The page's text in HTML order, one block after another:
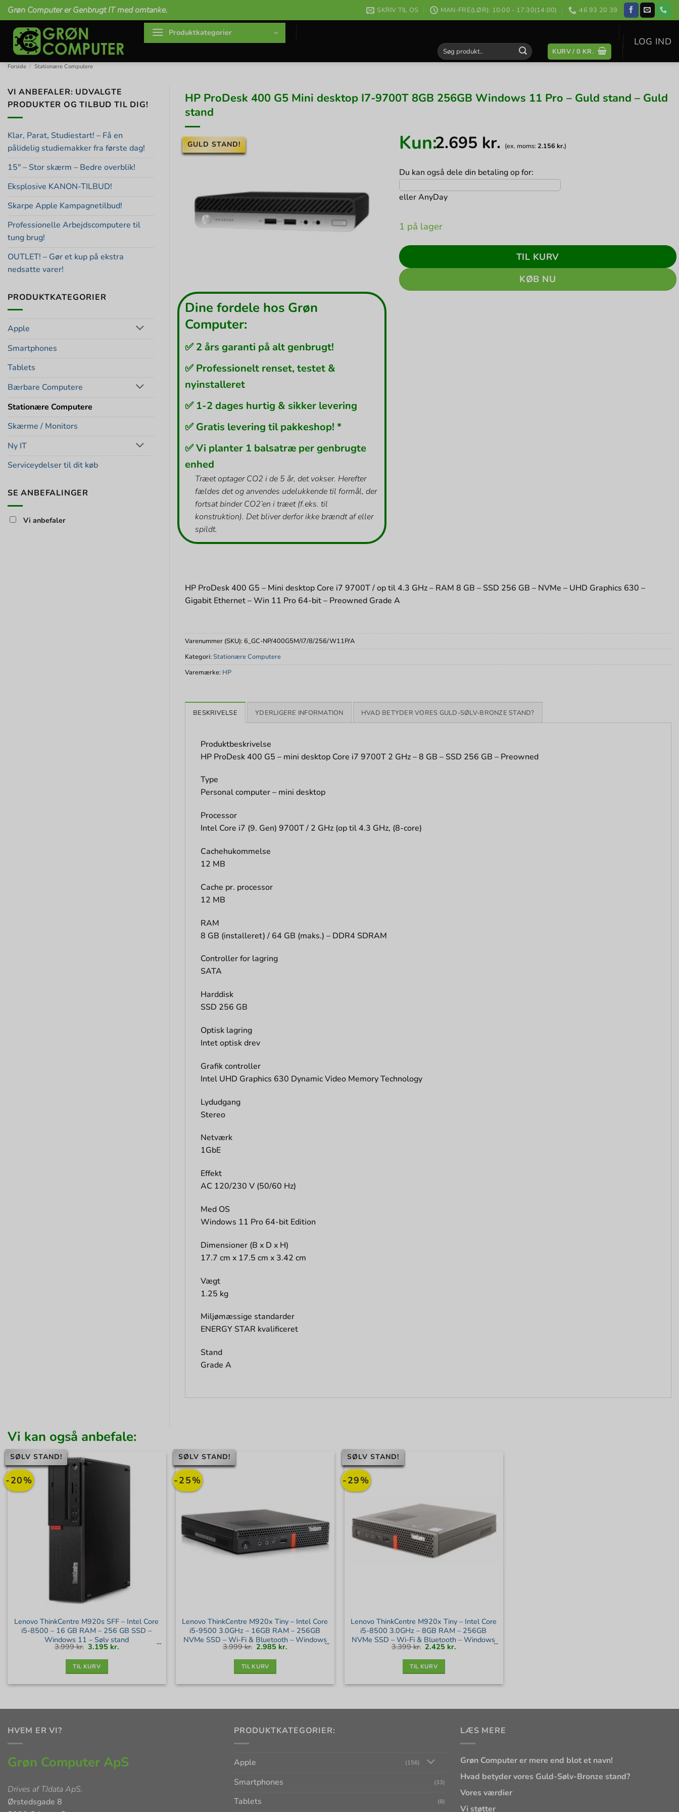
Fortsæt
til
indhold
Grøn Computer er Genbrugt IT med omtanke. SKRIV TIL OS MAN-FRE(LØR): 10:00 - 17:30(14:00) 46 93 20 39
Produktkategorier
Søg
efter:
KURV /0 KR.
LOG IND
Forside / Stationære Computere
VI ANBEFALER: UDVALGTE
PRODUKTER OG TILBUD TIL DIG!
Klar, Parat, Studiestart! – Få en
pålidelig studiemakker fra første dag!
15″ – Stor skærm – Bedre overblik!
Eksplosive KANON-TILBUD!
Skarpe Apple Kampagnetilbud!
Professionelle Arbejdscomputere til
tung brug!
OUTLET! – Gør et kup på ekstra
nedsatte varer!
PRODUKTKATEGORIER
Apple
Smartphones
Tablets
Bærbare Computere
Stationære Computere
Skærme / Monitors
Ny IT
Serviceydelser til dit køb
SE ANBEFALINGER
Vi anbefaler
HP ProDesk 400 G5 Mini desktop I7-9700T 8GB 256GB Windows 11 Pro – Guld stand – Guld
stand
GULD STAND!
Dine fordele hos Grøn
Computer:
✅ 2 års garanti på alt genbrugt!
✅ Professionelt renset, testet &
nyinstalleret
✅ 1-2 dages hurtig & sikker levering
✅ Gratis levering til pakkeshop! *
✅ Vi planter 1 balsatræ per genbrugte
enhed
Træet optager CO2 i de 5 år, det vokser. Herefter
fældes det og anvendes udelukkende til formål, der
fortsat binder CO2’en i træet (f.eks. til
konstruktion). Det bliver derfor ikke brændt af eller
spildt.
Kun:2.695 kr. (ex. moms:2.156kr.)
Du kan også dele din betaling op for:
ellerAnyDay
1 på lager
TIL KURV
KØB NU
HP ProDesk 400 G5 – Mini desktop Core i7 9700T / op til 4.3 GHz – RAM 8 GB – SSD 256 GB – NVMe – UHD Graphics 630 –
Gigabit Ethernet – Win 11 Pro 64-bit – Preowned Grade A
Varenummer (SKU):6_GC-NP/400G5M/I7/8/256/W11P/A
Kategori:Stationære Computere
Varemærke: HP
BESKRIVELSE YDERLIGERE INFORMATION HVAD BETYDER VORES GULD-SØLV-BRONZE STAND?
Produktbeskrivelse
HP ProDesk 400 G5 – mini desktop Core i7 9700T 2 GHz – 8 GB – SSD 256 GB – Preowned
Type
Personal computer – mini desktop
Processor
Intel Core i7 (9. Gen) 9700T / 2 GHz (op til 4.3 GHz, (8-core)
Cachehukommelse
12 MB
Cache pr. processor
12 MB
RAM
8 GB (installeret) / 64 GB (maks.) – DDR4 SDRAM
Controller for lagring
SATA
Harddisk
SSD 256 GB
Optisk lagring
Intet optisk drev
Grafik controller
Intel UHD Graphics 630 Dynamic Video Memory Technology
Lydudgang
Stereo
Netværk
1GbE
Effekt
AC 120/230 V (50/60 Hz)
Med OS
Windows 11 Pro 64-bit Edition
Dimensioner (B x D x H)
17.7 cm x 17.5 cm x 3.42 cm
Vægt
1.25 kg
Miljømæssige standarder
ENERGY STAR kvalificeret
Stand
Grade A
Vi kan også anbefale:
-20%
SØLV STAND!
Lenovo ThinkCentre M920s SFF – Intel Core
i5-8500 – 16 GB RAM – 256 GB SSD –
Windows 11 – Sølv stand
3.999kr. Den
oprindelige
pris
3.195 kr.Den
aktuelle
pris
TIL KURV
-25%
SØLV STAND!
Lenovo ThinkCentre M920x Tiny – Intel Core
i5-9500 3.0GHz – 16GB RAM – 256GB
NVMe SSD – Wi-Fi & Bluetooth – Windows
11 – Sølv stand
3.999kr. Den
oprindelige
pris
2.985 kr.
TIL KURV
-29%
SØLV STAND!
Lenovo ThinkCentre M920x Tiny – Intel Core
i5-8500 3.0GHz – 8GB RAM – 256GB
NVMe SSD – Wi-Fi & Bluetooth – Windows
11 – Sølv stand
3.399kr. Den
oprindelige
pris
2.425 kr.Den
aktuelle
pris
TIL KURV
HVEM ER VI?
Grøn Computer ApS
Drives afTJdata ApS.
Ørstedsgade 8
PRODUKTKATEGORIER:
Apple (156)
Smartphones (33)
Tablets (8)
LÆS MERE
Grøn Computer er mere end blot et navn!
Hvad betyder vores Guld-Sølv-Bronze stand?
Vores værdier
Vi støtter